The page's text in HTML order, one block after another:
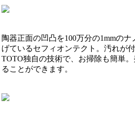
陶器正面の凹凸を100万分の1mmの
げているセフィオンテクト。汚れが
TOTO独自の技術で、お掃除も簡単
ることができます。